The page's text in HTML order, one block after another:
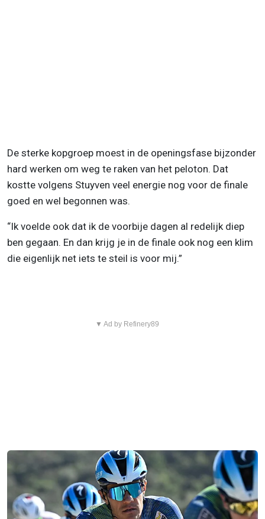
De sterke kopgroep moest in de openingsfase bijzonder
hard werken om weg te raken van het peloton. Dat
kostte volgens Stuyven veel energie nog voor de finale
goed en wel begonnen was.
“Ik voelde ook dat ik de voorbije dagen al redelijk diep
ben gegaan. En dan krijg je in de finale ook nog een klim
die eigenlijk net iets te steil is voor mij.”
▼ Ad by Refinery89